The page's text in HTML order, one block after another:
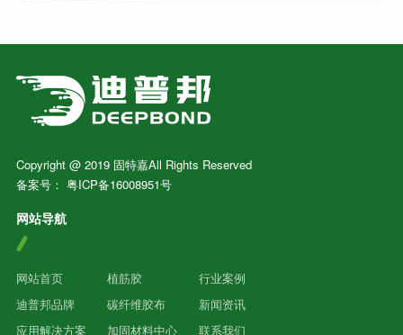
Copyright @ 2019 固特嘉All Rights Reserved
备案号： 粤ICP备16008951号
网站导航
网站首页
迪普邦品牌
应用解决方案
植筋胶
碳纤维胶布
加固材料中心
行业案例
新闻资讯
联系我们